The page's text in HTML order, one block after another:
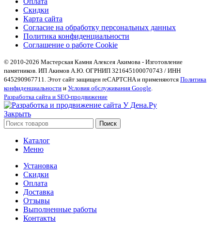
Скидки
Карта сайта
Согласие на обработку персональных данных
Политика конфиденциальности
Соглашение о работе Cookie
© 2010-2026 Мастерская Камня Алексея Акимова - Изготовление
памятников. ИП Акимов А.Ю. ОГРНИП 321645100070743 / ИНН
645290967711. Этот сайт защищен reCAPTCHA и применяются Политика
конфиденциальности и Условия обслуживания Google.
Разработка сайта и SEO-продвижение
Закрыть
Поиск
Каталог
Меню
Установка
Скидки
Оплата
Доставка
Отзывы
Выполненные работы
Контакты